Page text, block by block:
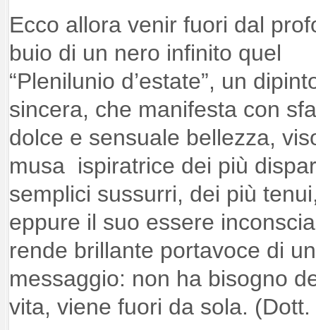
Ecco allora venir fuori dal
buio di un nero infinito quel
“Plenilunio d’estate”, un
sincera, che manifesta con
dolce e sensuale bellezza,
musa ispiratrice dei più
semplici sussurri, dei più
eppure il suo essere
rende brillante portavoce di
messaggio: non ha bisogno
vita, viene fuori da sola.